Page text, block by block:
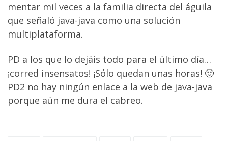
mentar mil veces a la familia directa del águila
que señaló java-java como una solución
multiplataforma.
PD a los que lo dejáis todo para el último día…
¡corred insensatos! ¡Sólo quedan unas horas! 🙂
PD2 no hay ningún enlace a la web de java-java
porque aún me dura el cabreo.